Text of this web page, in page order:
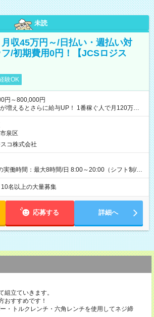
未読
収45万円～/日払い・週払い対
/初期費用0円！【JCSロジス
験OK
円～800,000円
増えるとさらに給与UP！ 1番稼ぐ人で月120万ほ
円／週5日稼働 月
稼働 ＜モデルイメージ＞ ■月収50万
/江東区在住)※元建築関係 1日150個配達×25日勤務
泉区
コ株式会社
実働時間：最大8時間/日 8:00～20:00（シフト制/実
週5日勤務（場所次第では週4も有り） ※配達状況
外での勤務可能性有り ※案件により多少の前後あ
10名以上の大量募集
応募する 詳細へ
組立ていきます。
おすすめです！
ー・トルクレンチ・六角レンチを使用してネジ締